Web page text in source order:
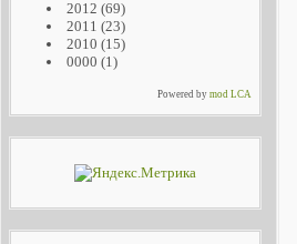
2012 (69)
2011 (23)
2010 (15)
0000 (1)
Powered bymod LCA